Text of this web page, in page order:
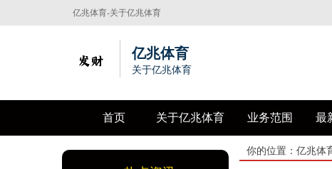
亿兆体育-关于亿兆体育
亿兆体育
关于亿兆体育
首页 关于亿兆体育 业务范围 最
你的位置： 亿兆体